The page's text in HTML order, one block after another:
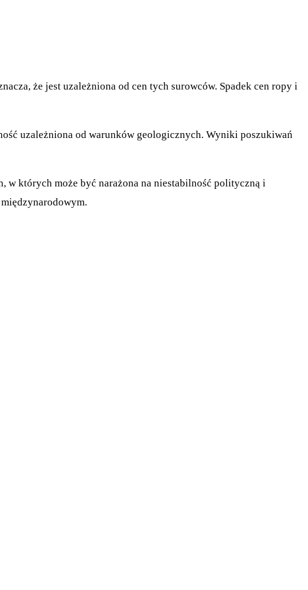
że jest uzależniona od cen tych surowców. Spadek cen ropy i
uzależniona od warunków geologicznych. Wyniki poszukiwań
w których może być narażona na niestabilność polityczną i